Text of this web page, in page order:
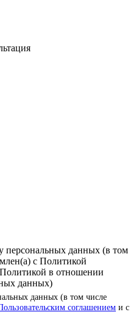
персональных данных (в том
с Политикой
в отношении
данных)
данных (в том числе
соглашением и с